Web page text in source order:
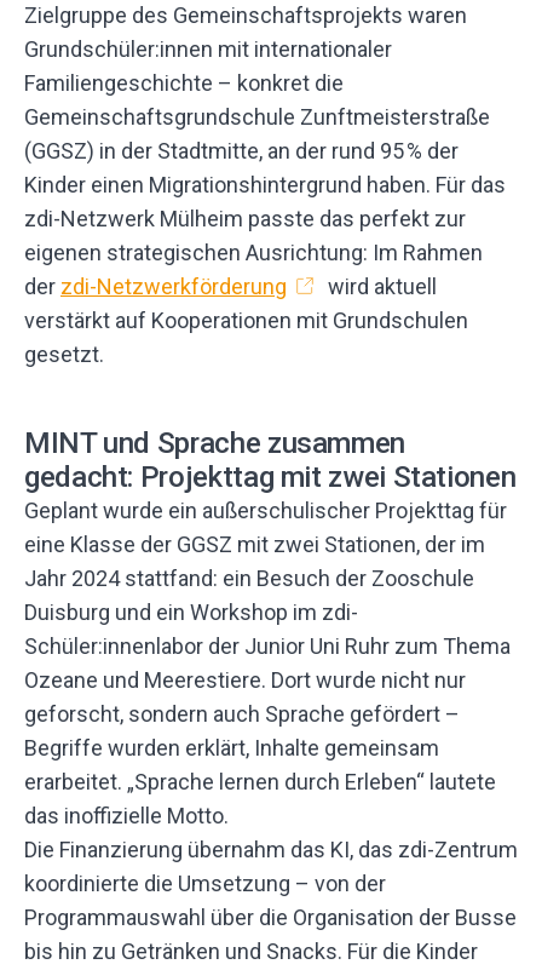
Zielgruppe des Gemeinschaftsprojekts waren
Grundschüler:innen mit internationaler
Familiengeschichte – konkret die
Gemeinschaftsgrundschule Zunftmeisterstraße
(GGSZ) in der Stadtmitte, an der rund 95 % der
Kinder einen Migrationshintergrund haben. Für das
zdi-Netzwerk Mülheim passte das perfekt zur
eigenen strategischen Ausrichtung: Im Rahmen
der zdi-Netzwerkförderung
wird aktuell
verstärkt auf Kooperationen mit Grundschulen
gesetzt.
MINT und Sprache zusammen
gedacht: Projekttag mit zwei Stationen
Geplant wurde ein außerschulischer Projekttag für
eine Klasse der GGSZ mit zwei Stationen, der im
Jahr 2024 stattfand: ein Besuch der Zooschule
Duisburg und ein Workshop im zdi-
Schüler:innenlabor der Junior Uni Ruhr zum Thema
Ozeane und Meerestiere. Dort wurde nicht nur
geforscht, sondern auch Sprache gefördert –
Begriffe wurden erklärt, Inhalte gemeinsam
erarbeitet. „Sprache lernen durch Erleben“ lautete
das inoffizielle Motto.
Die Finanzierung übernahm das KI, das zdi-Zentrum
koordinierte die Umsetzung – von der
Programmauswahl über die Organisation der Busse
bis hin zu Getränken und Snacks. Für die Kinder